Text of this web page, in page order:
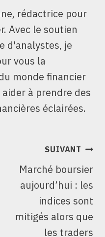
rédactrice pour
Avec le soutien
d'analystes, je
vous la
monde financier
à prendre des
éclairées.
SUIVANT
Marché boursier
aujourd’hui : les
indices sont
mitigés alors que
les traders